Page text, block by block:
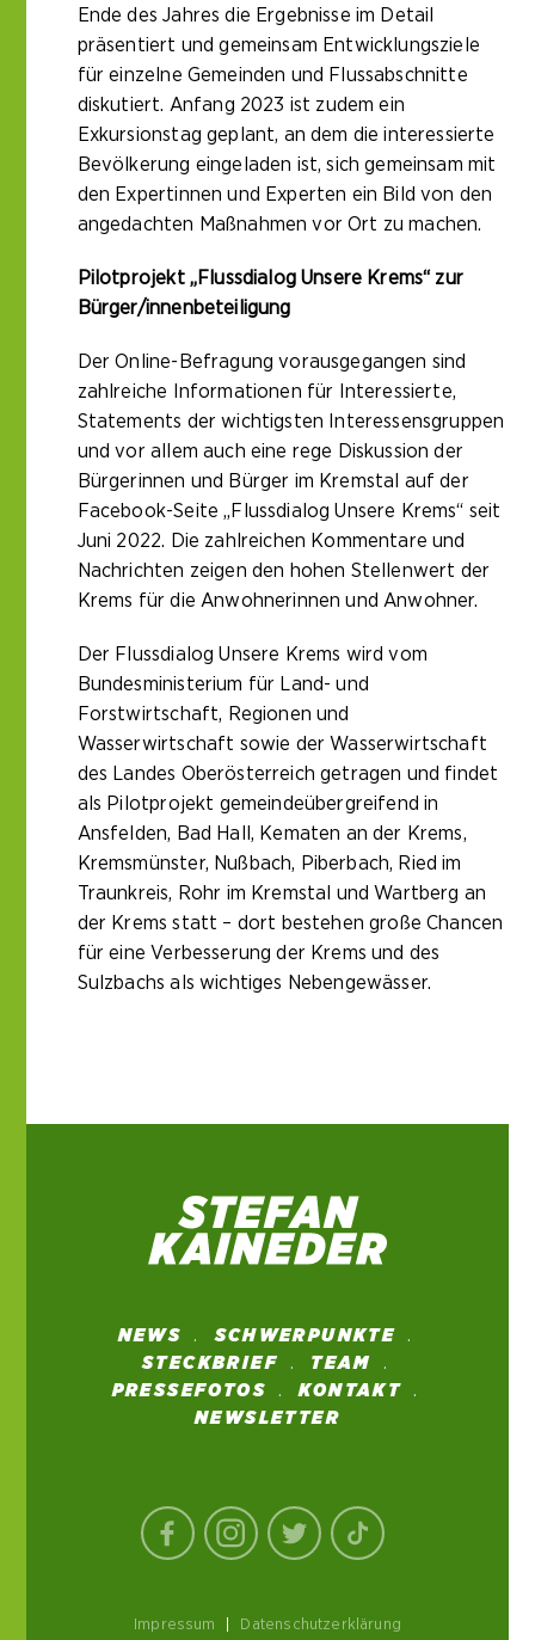
Ende des Jahres die Ergebnisse im Detail
präsentiert und gemeinsam Entwicklungsziele
für einzelne Gemeinden und Flussabschnitte
diskutiert. Anfang 2023 ist zudem ein
Exkursionstag geplant, an dem die interessierte
Bevölkerung eingeladen ist, sich gemeinsam mit
den Expertinnen und Experten ein Bild von den
angedachten Maßnahmen vor Ort zu machen.
Pilotprojekt „Flussdialog Unsere Krems“ zur
Bürger/innenbeteiligung
Der Online-Befragung vorausgegangen sind
zahlreiche Informationen für Interessierte,
Statements der wichtigsten Interessensgruppen
und vor allem auch eine rege Diskussion der
Bürgerinnen und Bürger im Kremstal auf der
Facebook-Seite „Flussdialog Unsere Krems“ seit
Juni 2022. Die zahlreichen Kommentare und
Nachrichten zeigen den hohen Stellenwert der
Krems für die Anwohnerinnen und Anwohner.
Der Flussdialog Unsere Krems wird vom
Bundesministerium für Land- und
Forstwirtschaft, Regionen und
Wasserwirtschaft sowie der Wasserwirtschaft
des Landes Oberösterreich getragen und findet
als Pilotprojekt gemeindeübergreifend in
Ansfelden, Bad Hall, Kematen an der Krems,
Kremsmünster, Nußbach, Piberbach, Ried im
Traunkreis, Rohr im Kremstal und Wartberg an
der Krems statt – dort bestehen große Chancen
für eine Verbesserung der Krems und des
Sulzbachs als wichtiges Nebengewässer.
NEWS
SCHWERPUNKTE
STECKBRIEF
TEAM
PRESSEFOTOS
KONTAKT
NEWSLETTER
Impressum Datenschutzerklärung